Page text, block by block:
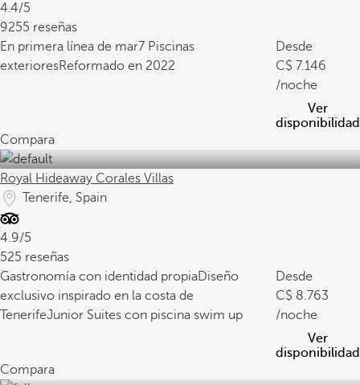
4.4/5
9255 reseñas
En primera línea de mar7 Piscinas
exterioresReformado en 2022
Desde
7.146
/noche
Ver
disponibilidad
Compara
Royal Hideaway Corales Villas
Tenerife, Spain
4.9/5
525 reseñas
Gastronomía con identidad propiaDiseño
exclusivo inspirado en la costa de
TenerifeJunior Suites con piscina swim up
Desde
8.763
/noche
Ver
disponibilidad
Compara